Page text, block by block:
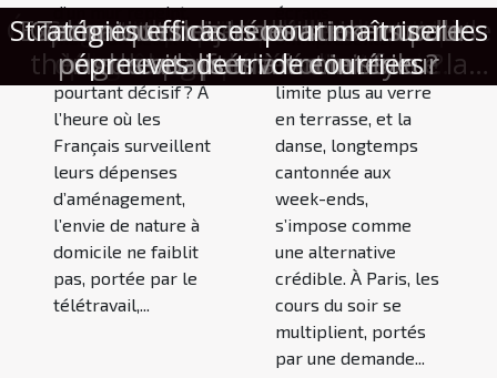
Pourquoi votre intérieur mérite une
touche naturelle inattendue cette
saison
d’un mur repeint,
mais d’un détail
vivant, discret et
pourtant décisif ? À
l’heure où les
Français surveillent
leurs dépenses
d’aménagement,
l’envie de nature à
domicile ne faiblit
pas, portée par le
télétravail,...
Cours du soir : quand la danse
devient le meilleur afterwork
écrans
omniprésents,
l’afterwork ne se
limite plus au verre
en terrasse, et la
danse, longtemps
cantonnée aux
week-ends,
s’impose comme
une alternative
crédible. À Paris, les
cours du soir se
multiplient, portés
par une demande...
Voyages improvisés : l’art d’anticiper
grâce à la bonne valise
Émotion et surprise : l’alliance secrète
pour une expérience cadeau
mémorable
Comment choisir le meilleur service de
débouchage de canalisations ?
Comment un jeu d'évasion sur le
thème des super-héros renforce la
cohésion d'équipe ?
Exploration des tendances actuelles
des parfums féminins
Comment choisir des stickers pour
ongles adaptés à votre style ?
Techniques de décoration murale
pour revitaliser votre intérieur
Stratégies efficaces pour maîtriser les
épreuves de tri de courriers